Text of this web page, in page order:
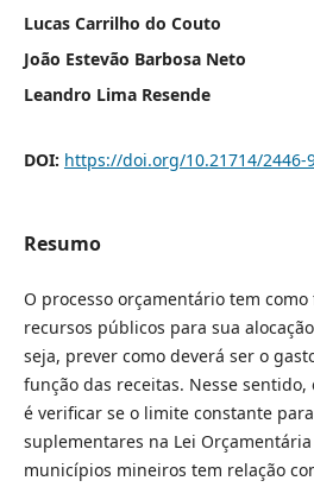
Lucas Carrilho do Couto
João Estevão Barbosa Neto
Leandro Lima Resende
DOI: https://doi.org/10.21714/2446-
Resumo
O processo orçamentário tem
recursos públicos para sua
seja, prever como deverá ser o
função das receitas. Nesse
é verificar se o limite constante
suplementares na Lei Orçamentária
municípios mineiros tem relação